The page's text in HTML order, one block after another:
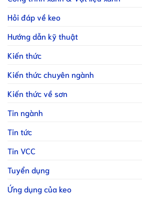
Hỏi đáp về keo
Hướng dẫn kỹ thuật
Kiến thức
Kiến thức chuyên ngành
Kiến thức về sơn
Tin ngành
Tin tức
Tin VCC
Tuyển dụng
Ứng dụng của keo